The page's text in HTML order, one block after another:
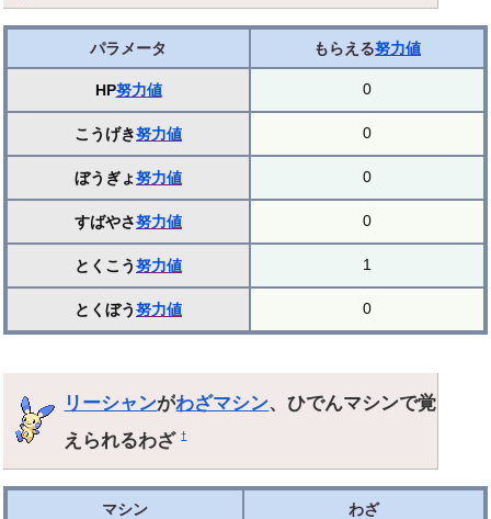
パラメータ もらえる努力値
HP努力値 0
こうげき努力値 0
ぼうぎょ努力値 0
すばやさ努力値 0
とくこう努力値 1
とくぼう努力値 0
リーシャンがわざマシン、ひでんマシンで覚
えられるわざ†
マシン わざ